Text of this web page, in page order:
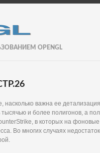
OPENGL
насколько важна ее
и более полигонов, а
в которых на
Во многих случаях